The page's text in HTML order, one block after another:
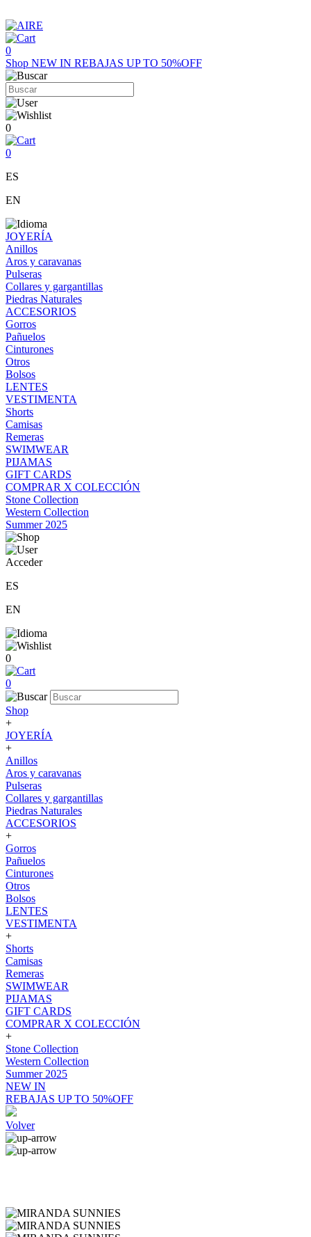
0
Shop NEW IN REBAJAS UP TO 50%OFF
0
0
ES
EN
JOYERÍA
Anillos
Aros y caravanas
Pulseras
Collares y gargantillas
Piedras Naturales
ACCESORIOS
Gorros
Pañuelos
Cinturones
Otros
Bolsos
LENTES
VESTIMENTA
Shorts
Camisas
Remeras
SWIMWEAR
PIJAMAS
GIFT CARDS
COMPRAR X COLECCIÓN
Stone Collection
Western Collection
Summer 2025
Acceder
ES
EN
0
0
Shop
+
JOYERÍA
+
Anillos
Aros y caravanas
Pulseras
Collares y gargantillas
Piedras Naturales
ACCESORIOS
+
Gorros
Pañuelos
Cinturones
Otros
Bolsos
LENTES
VESTIMENTA
+
Shorts
Camisas
Remeras
SWIMWEAR
PIJAMAS
GIFT CARDS
COMPRAR X COLECCIÓN
+
Stone Collection
Western Collection
Summer 2025
NEW IN
REBAJAS UP TO 50%OFF
Volver